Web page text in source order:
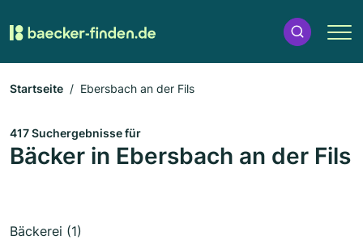
Startseite Ebersbach an der Fils
417 Suchergebnisse für
Bäcker in Ebersbach an der Fils
Bäckerei (1)